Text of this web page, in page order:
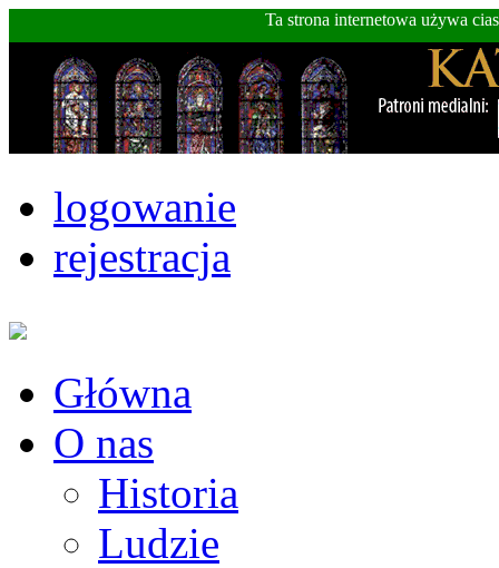
Ta strona internetowa używa
logowanie
rejestracja
Główna
O nas
Historia
Ludzie